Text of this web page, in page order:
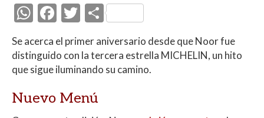
W
at
s
p
F
ac
e
b
o
o
T
itt
er
C
o
m
p
Se acerca el primer aniversario desde que Noor fue
distinguido con la tercera estrella MICHELIN, un hito
que sigue iluminando su camino.
Nuevo Menú